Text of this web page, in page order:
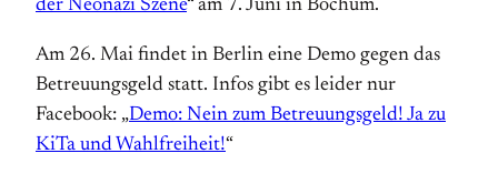
der Neonazi Szene“ am 7. Juni in Bochum.
Am 26. Mai findet in Berlin eine Demo gegen das
Betreuungs­geld statt. Infos gibt es leider nur
Facebook: „Demo: Nein zum Betreuungsgeld! Ja zu
KiTa und Wahlfreiheit!“